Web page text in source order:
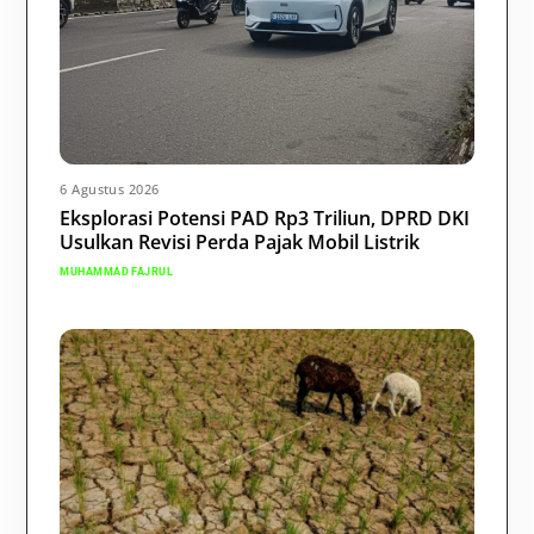
6 Agustus 2026
Eksplorasi Potensi PAD Rp3 Triliun, DPRD DKI
Usulkan Revisi Perda Pajak Mobil Listrik
MUHAMMAD FAJRUL